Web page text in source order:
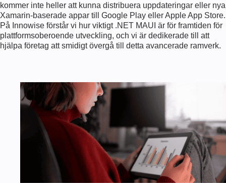
kommer inte heller att kunna distribuera uppdateringar eller nya
Xamarin-baserade appar till Google Play eller Apple App Store.
På Innowise förstår vi hur viktigt .NET MAUI är för framtiden för
plattformsoberoende utveckling, och vi är dedikerade till att
hjälpa företag att smidigt övergå till detta avancerade ramverk.